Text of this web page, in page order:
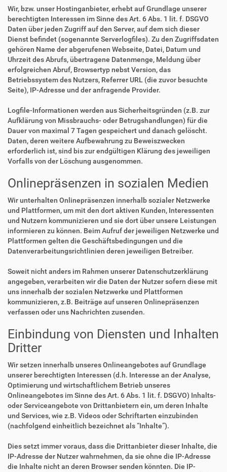
Wir, bzw. unser Hostinganbieter, erhebt auf Grundlage unserer
berechtigten Interessen im Sinne des Art. 6 Abs. 1 lit. f. DSGVO
Daten über jeden Zugriff auf den Server, auf dem sich dieser
Dienst befindet (sogenannte Serverlogfiles). Zu den Zugriffsdaten
gehören Name der abgerufenen Webseite, Datei, Datum und
Uhrzeit des Abrufs, übertragene Datenmenge, Meldung über
erfolgreichen Abruf, Browsertyp nebst Version, das
Betriebssystem des Nutzers, Referrer URL (die zuvor besuchte
Seite), IP-Adresse und der anfragende Provider.
Logfile-Informationen werden aus Sicherheitsgründen (z.B. zur
Aufklärung von Missbrauchs- oder Betrugshandlungen) für die
Dauer von maximal 7 Tagen gespeichert und danach gelöscht.
Daten, deren weitere Aufbewahrung zu Beweiszwecken
erforderlich ist, sind bis zur endgültigen Klärung des jeweiligen
Vorfalls von der Löschung ausgenommen.
Onlinepräsenzen in sozialen Medien
Wir unterhalten Onlinepräsenzen innerhalb sozialer Netzwerke
und Plattformen, um mit den dort aktiven Kunden, Interessenten
und Nutzern kommunizieren und sie dort über unsere Leistungen
informieren zu können. Beim Aufruf der jeweiligen Netzwerke und
Plattformen gelten die Geschäftsbedingungen und die
Datenverarbeitungsrichtlinien deren jeweiligen Betreiber.
Soweit nicht anders im Rahmen unserer Datenschutzerklärung
angegeben, verarbeiten wir die Daten der Nutzer sofern diese mit
uns innerhalb der sozialen Netzwerke und Plattformen
kommunizieren, z.B. Beiträge auf unseren Onlinepräsenzen
verfassen oder uns Nachrichten zusenden.
Einbindung von Diensten und Inhalten
Dritter
Wir setzen innerhalb unseres Onlineangebotes auf Grundlage
unserer berechtigten Interessen (d.h. Interesse an der Analyse,
Optimierung und wirtschaftlichem Betrieb unseres
Onlineangebotes im Sinne des Art. 6 Abs. 1 lit. f. DSGVO) Inhalts-
oder Serviceangebote von Drittanbietern ein, um deren Inhalte
und Services, wie z.B. Videos oder Schriftarten einzubinden
(nachfolgend einheitlich bezeichnet als “Inhalte”).
Dies setzt immer voraus, dass die Drittanbieter dieser Inhalte, die
IP-Adresse der Nutzer wahrnehmen, da sie ohne die IP-Adresse
die Inhalte nicht an deren Browser senden könnten. Die IP-